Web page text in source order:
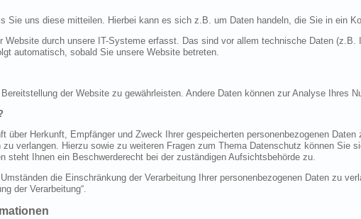
Sie uns diese mitteilen. Hierbei kann es sich z.B. um Daten handeln, die Sie in ein
Website durch unsere IT-Systeme erfasst. Das sind vor allem technische Daten
automatisch, sobald Sie unsere Website betreten.
der Website zu gewährleisten. Andere Daten können zur Analyse Ihres
über Herkunft, Empfänger und Zweck Ihrer gespeicherten personenbezogenen
verlangen. Hierzu sowie zu weiteren Fragen zum Thema Datenschutz können Sie
steht Ihnen ein Beschwerderecht bei der zuständigen Aufsichtsbehörde zu.
die Einschränkung der Verarbeitung Ihrer personenbezogenen Daten zu
der Verarbeitung“.